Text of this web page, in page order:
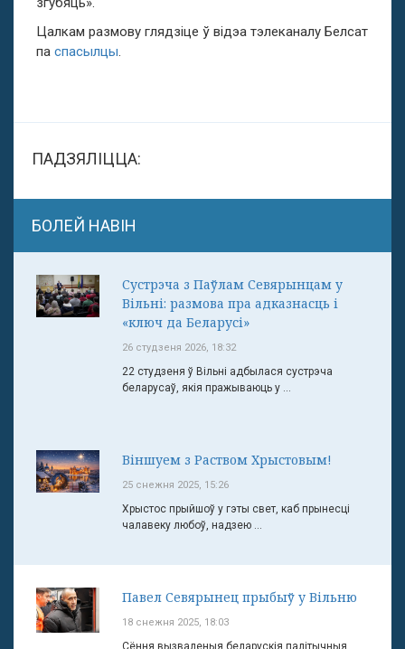
Цалкам размову глядзіце ў відэа тэлеканалу Белсат
па спасылцы.
ПАДЗЯЛІЦЦА:
БОЛЕЙ НАВІН
Сустрэча з Паўлам Севярынцам у
Вільні: размова пра адказнасць і
«ключ да Беларусі»
26 студзеня 2026, 18:32
22 студзеня ў Вільні адбылася сустрэча
беларусаў, якія пражываюць у ...
Віншуем з Раством Хрыстовым!
25 снежня 2025, 15:26
Хрыстос прыйшоў у гэты свет, каб прынесці
чалавеку любоў, надзею ...
Павел Севярынец прыбыў у Вільню
18 снежня 2025, 18:03